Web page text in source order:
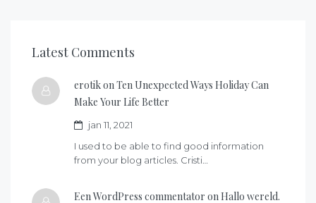
Latest Comments
erotik onTen Unexpected Ways Holiday Can
Make Your Life Better
jan 11, 2021
I used to be able to find good information
from your blog articles. Cristi…
Een WordPress commentator onHallo wereld.